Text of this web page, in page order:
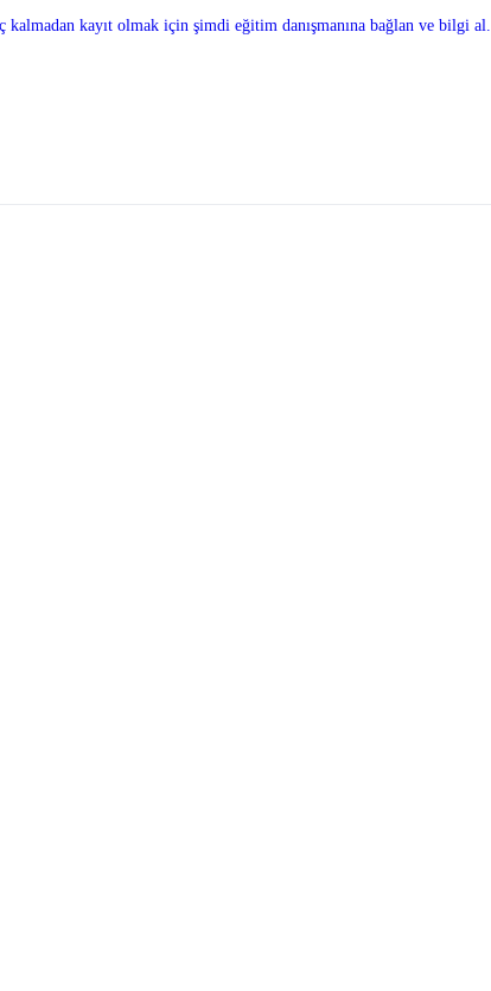
kalmadan kayıt olmak için şimdi eğitim danışmanına bağlan ve bilgi al.